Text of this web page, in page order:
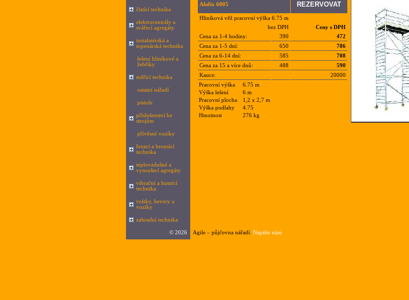
čistící technika
elektrocentrály a
svářecí agregáty
instalatérská a
topenárská technika
lešení hliníkové a
žebříky
měřící technika
ostatní nářadí
pistole
příslušenství ke
strojům
přívěsné vozíky
řezací a brousící
technika
teplovzdušné a
vysoušecí agregáty
vibrační a hutnící
technika
vrátky, hevery a
vozíky
zahradní technika
Alufix 6005
Hliníková věž pracovní výška 6.75 m
bez DPH
Ceny s DPH
Cena za 1-4 hodiny:
390
472
Cena za 1-5 dní:
650
786
Cena za 6-14 dní:
585
708
Cena za 15 a více dnů:
488
590
Kauce:
20000
Pracovní výška
6.75 m
Výška lešení
6 m
Pracovní plocha
1,2 x 2,7 m
Výška podlahy
4.75
Hmotnost
276 kg
© 2026 Agile – půjčovna nářadí. Napište nám